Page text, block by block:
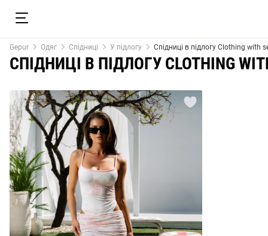
Gepur Одяг Спідниці У підлогу Спідниці в підлогу Clothing with
СПІДНИЦІ В ПІДЛОГУ CLOTHING